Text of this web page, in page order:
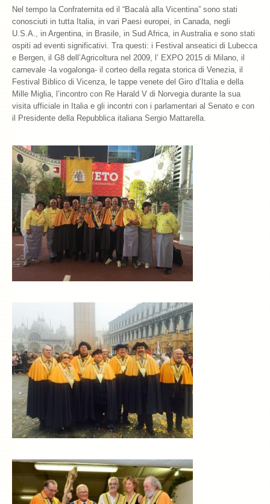
Nel tempo la Confraternita ed il “Bacalà alla Vicentina” sono stati
conosciuti in tutta Italia, in vari Paesi europei, in Canada, negli
U.S.A., in Argentina, in Brasile, in Sud Africa, in Australia e sono stati
ospiti ad eventi significativi. Tra questi: i Festival anseatici di Lubecca
e Bergen, il G8 dell’Agricoltura nel 2009, l’ EXPO 2015 di Milano, il
carnevale -la vogalonga- il corteo della regata storica di Venezia, il
Festival Biblico di Vicenza, le tappe venete del Giro d’Italia e della
Mille Miglia, l’incontro con Re Harald V di Norvegia durante la sua
visita ufficiale in Italia e gli incontri con i parlamentari al Senato e con
il Presidente della Repubblica italiana Sergio Mattarella.